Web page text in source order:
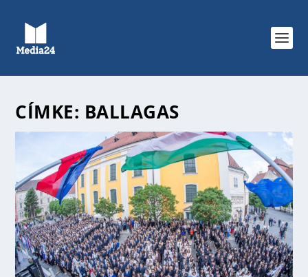
CÍMKE: BALLAGAS